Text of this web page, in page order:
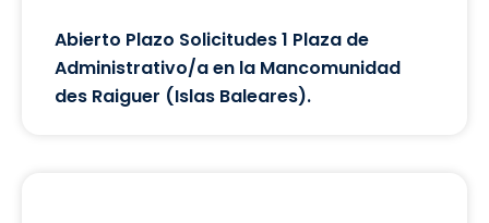
Abierto Plazo Solicitudes 1 Plaza de
Administrativo/a en la Mancomunidad
des Raiguer (Islas Baleares).